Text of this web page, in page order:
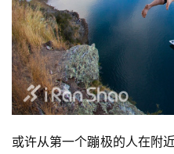
或许从第一个蹦极的人在附